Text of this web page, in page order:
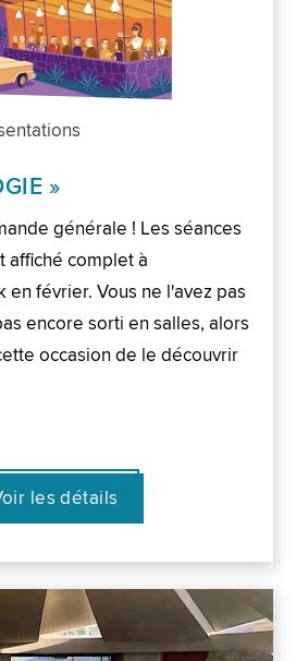
»
générale ! Les séances
affiché complet à
en février. Vous ne l'avez pas
encore sorti en salles, alors
occasion de le découvrir
les détails